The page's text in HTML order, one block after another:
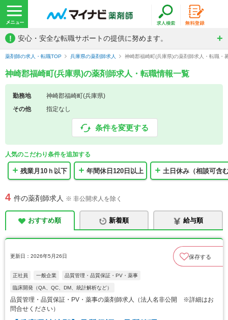
! 安心・安全な転職サポートの提供に努めます。
薬剤師の求人・転職TOP 兵庫県の薬剤師求人 神崎郡福崎町(兵庫県)の薬剤師求人・転職・
神崎郡福崎町(兵庫県)の薬剤師求人・転職情報一覧
勤務地
神崎郡福崎町(兵庫県)
その他
指定なし
条件を変更する
人気のこだわり条件を追加する
残業月10ｈ以下 年間休日120日以上 土日休み（相談可含
4 件の薬剤師求人 ※ 非公開求人を除く
おすすめ順 新着順 給与順
更新日：2026年5月26日 保存する
正社員 一般企業 品質管理・品質保証・PV・薬事
臨床開発（QA、QC、DM、統計解析など）
品質管理・品質保証・PV・薬事の薬剤師求人（法人名非公開 ※詳細はお
問合せください）